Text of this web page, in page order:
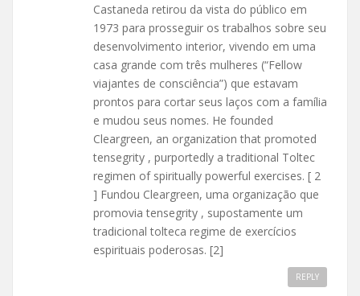
Castaneda retirou da vista do público em
1973 para prosseguir os trabalhos sobre seu
desenvolvimento interior, vivendo em uma
casa grande com três mulheres (“Fellow
viajantes de consciência”) que estavam
prontos para cortar seus laços com a família
e mudou seus nomes. He founded
Cleargreen, an organization that promoted
tensegrity , purportedly a traditional Toltec
regimen of spiritually powerful exercises. [ 2
] Fundou Cleargreen, uma organização que
promovia tensegrity , supostamente um
tradicional tolteca regime de exercícios
espirituais poderosas. [2]
REPLY